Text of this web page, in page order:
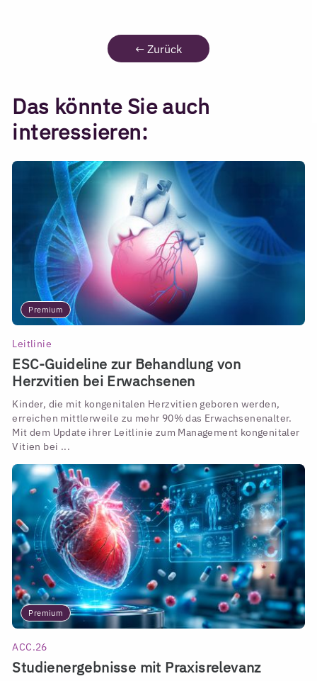
← Zurück
Das könnte Sie auch
interessieren:
Premium
Leitlinie
ESC-Guideline zur Behandlung von
Herzvitien bei Erwachsenen
Kinder, die mit kongenitalen Herzvitien geboren werden,
erreichen mittlerweile zu mehr 90% das Erwachsenenalter.
Mit dem Update ihrer Leitlinie zum Management kongenitaler
Vitien bei ...
Premium
ACC.26
Studienergebnisse mit Praxisrelevanz